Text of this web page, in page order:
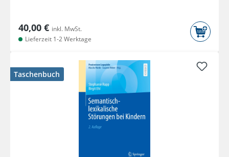
40,00 € inkl. MwSt.
Lieferzeit 1-2 Werktage
Taschenbuch